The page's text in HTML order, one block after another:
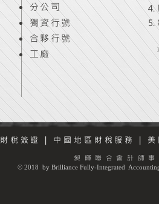
分公司
獨資行號
​合夥行號
​工廠
財稅簽證 | 中國地區財稅服務 |
昶暉聯合會計師
© 2018 by Brilliance Fully-Integrated